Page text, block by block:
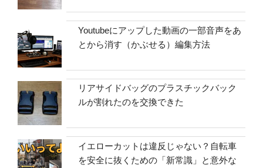
Youtubeにアップした動画の一部音声をあ
とから消す（かぶせる）編集方法
リアサイドバッグのプラスチックバック
ルが割れたのを交換できた
イエローカットは違反じゃない？自転車
を安全に抜くための「新常識」と意外な